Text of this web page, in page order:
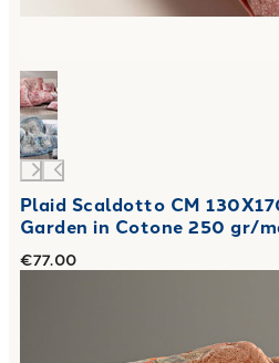
Plaid Scaldotto CM
Garden in Cotone 250 gr/
€77.00
Plaid Scaldotto CM